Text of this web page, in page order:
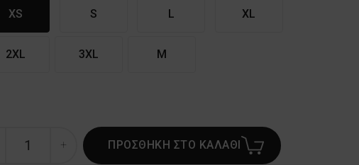
XS S L XL
2XL 3XL M
ΠΡΟΣΘΗΚΗ ΣΤΟ ΚΑΛΑΘΙ